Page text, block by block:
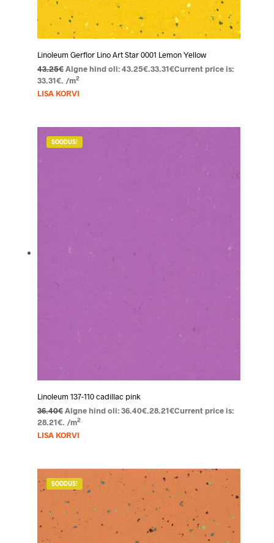
Linoleum Gerflor Lino Art Star 0001 Lemon Yellow
43.25€ Algne hind oli: 43.25€.33.31€Current price is:
33.31€. /m2
LISA KORVI
SOODUS!
Linoleum 137-110 cadillac pink
36.40€ Algne hind oli: 36.40€.28.21€Current price is:
28.21€. /m2
LISA KORVI
SOODUS!